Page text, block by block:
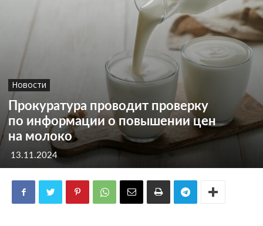
Новости
Прокуратура проводит проверку
по информации о повышении цен
на молоко
13.11.2024